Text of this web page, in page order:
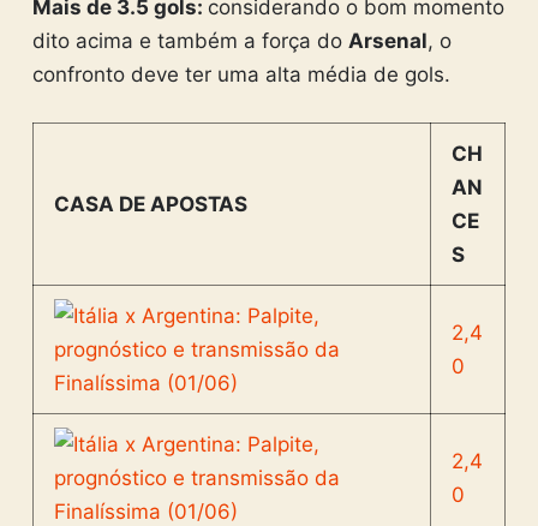
Mais de 3.5 gols: considerando o bom momento
dito acima e também a força do Arsenal, o
confronto deve ter uma alta média de gols.
CASA DE APOSTAS
CH
AN
CE
S
2,4
0
2,4
0